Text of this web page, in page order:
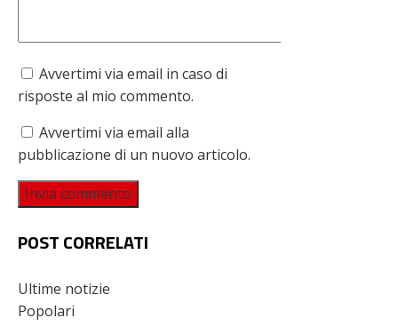
Avvertimi via email in caso di
risposte al mio commento.
Avvertimi via email alla
pubblicazione di un nuovo articolo.
POST CORRELATI
Ultime notizie
Popolari